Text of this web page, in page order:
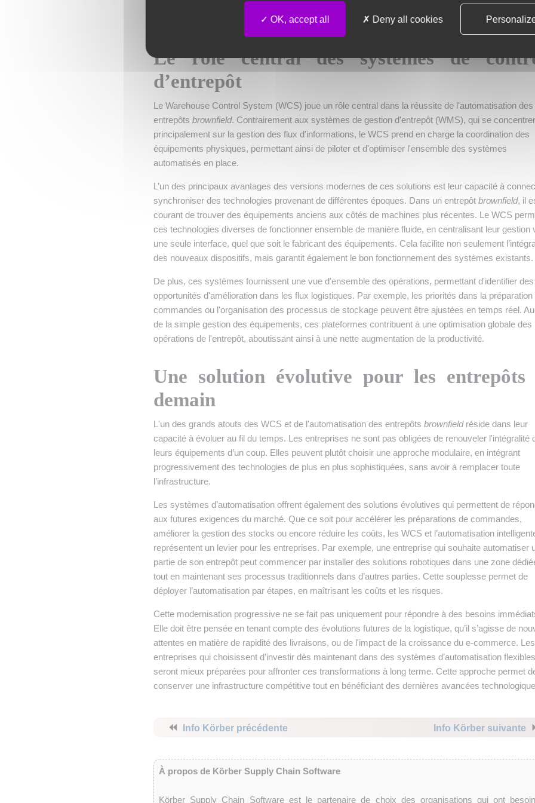
Le rôle central des systèmes de
d’entrepôt
Le Warehouse Control System (WCS) joue un rôle central dans la réussite de l'automatisation des
entrepôts brownfield. Contrairement aux systèmes de gestion d'entrepôt (WMS), qui se
principalement sur la gestion des flux d'informations, le WCS prend en charge la coordination des
équipements physiques, permettant ainsi de piloter et d'optimiser l'ensemble des systèmes
automatisés en place.
L’un des principaux avantages des versions modernes de ces solutions est leur capacité à
synchroniser des technologies provenant de différentes époques. Dans un entrepôt brownfield, il
courant de trouver des équipements anciens aux côtés de machines plus récentes. Le WCS
ces technologies diverses de fonctionner ensemble de manière fluide, en centralisant leur gestion
une seule interface, quel que soit le fabricant des équipements. Cela facilite non seulement
des nouveaux dispositifs, mais garantit également le bon fonctionnement des systèmes existants.
De plus, ces systèmes fournissent une vue d'ensemble des opérations, permettant d'identifier des
opportunités d'amélioration dans les flux logistiques. Par exemple, les priorités dans la préparation
commandes ou l'organisation des processus de stockage peuvent être ajustées en temps réel.
de la simple gestion des équipements, ces plateformes contribuent à une optimisation globale des
opérations de l'entrepôt, aboutissant ainsi à une nette augmentation de la productivité.
Une solution évolutive pour les entrepôts
demain
L'un des grands atouts des WCS et de l'automatisation des entrepôts brownfieldréside dans leur
capacité à évoluer au fil du temps. Les entreprises ne sont pas obligées de renouveler l'intégralité
leurs équipements d’un coup. Elles peuvent plutôt choisir une approche modulaire, en intégrant
progressivement des technologies de plus en plus sophistiquées, sans avoir à remplacer toute
l’infrastructure.
Les systèmes d’automatisation offrent également des solutions évolutives qui permettent de
aux futures exigences du marché. Que ce soit pour accélérer les préparations de commandes,
améliorer la gestion des stocks ou encore réduire les coûts, les WCS et l’automatisation
représentent un levier pour les entreprises. Par exemple, une entreprise qui souhaite automatiser
partie de son entrepôt peut commencer par installer des solutions robotiques dans une zone
tout en maintenant ses processus traditionnels dans d’autres parties. Cette souplesse permet de
déployer l’automatisation par étapes, en maîtrisant les coûts et les risques.
Cette modernisation progressive ne se fait pas uniquement pour répondre à des besoins
Elle doit être pensée en tenant compte des évolutions futures de la logistique, qu’il s’agisse de
attentes en matière de rapidité des livraisons, ou de l'impact de la croissance du e-commerce. Les
entreprises qui choisissent d’investir dès maintenant dans des systèmes d’automatisation flexibles
seront mieux préparées pour affronter ces transformations à long terme. Cette approche permet
conserver une infrastructure compétitive tout en bénéficiant des dernières avancées
⏪ Info Körber précédente Info Körber suivante
À propos de Körber Supply Chain Software
Körber Supply Chain Software est le partenaire de choix des organisations qui ont
OK, accept all Deny all cookies